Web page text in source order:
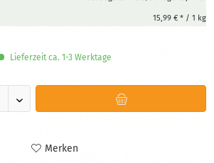
15,99 € * / 1 kg
Lieferzeit ca. 1-3 Werktage
Merken